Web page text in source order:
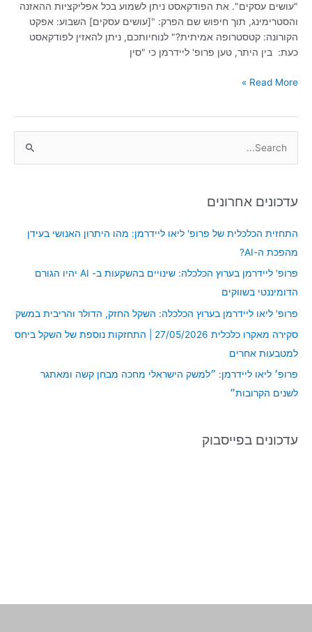
"עושים עסקים". את הפודקאסט ניתן לשמוע בכל אפליקציות ההאזנה
והסטרימינג, תוך חיפוש שם הפרק: "[עושים עסקים] השבוע: אפקט
הקורונה: קטסטרופה אמיתית?" לנוחיותכם, ניתן להאזין לפודקאסט
כעת: בין היתר, טען פרופ' ליידרמן כי "סין
Read More »
r
:
עדכונים אחרונים
התחזית הכלכלית של פרופ' ליאו ליידרמן: מהו היתרון האנושי בעידן
מהפכת ה-AI?
פרופ' ליידרמן בערוץ הכלכלה: שינויים בהשקעות ב- AI יהיו הגורם
הדומיננטי בשווקים
פרופ' ליאו ליידרמן בערוץ הכלכלה: השקל החזק, הדולר והריבית במשק
סקירה מאקרו כלכלית 27/05/2026 | התחזקות נוספת של השקל ביחס
למטבעות אחרים
פרופ׳ ליאו ליידרמן: ״למשק הישראלי מחכה מבחן קשה ומאתגר
לשנים הקרובות״
עדכונים בפייסבוק